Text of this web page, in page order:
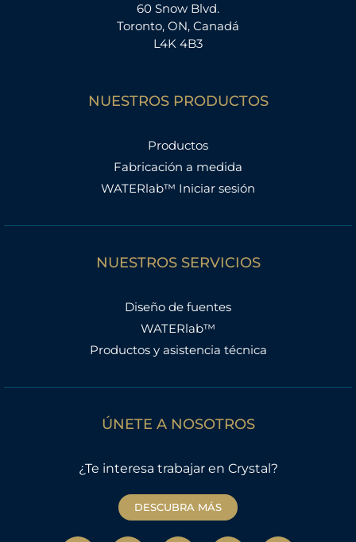
60 Snow Blvd.
Toronto, ON, Canadá
L4K 4B3
NUESTROS PRODUCTOS
Productos
Fabricación a medida
WATERlab™ Iniciar sesión
NUESTROS SERVICIOS
Diseño de fuentes
WATERlab™
Productos y asistencia técnica
ÚNETE A NOSOTROS
¿Te interesa trabajar en Crystal?
DESCUBRA MÁS